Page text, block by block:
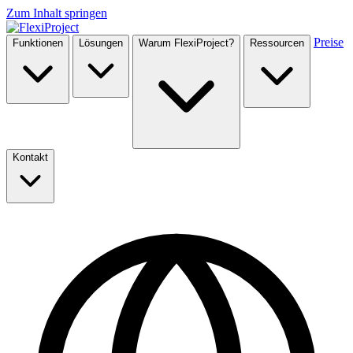
Zum Inhalt springen
Funktionen Lösungen Warum FlexiProject? Ressourcen Preise
Kontakt